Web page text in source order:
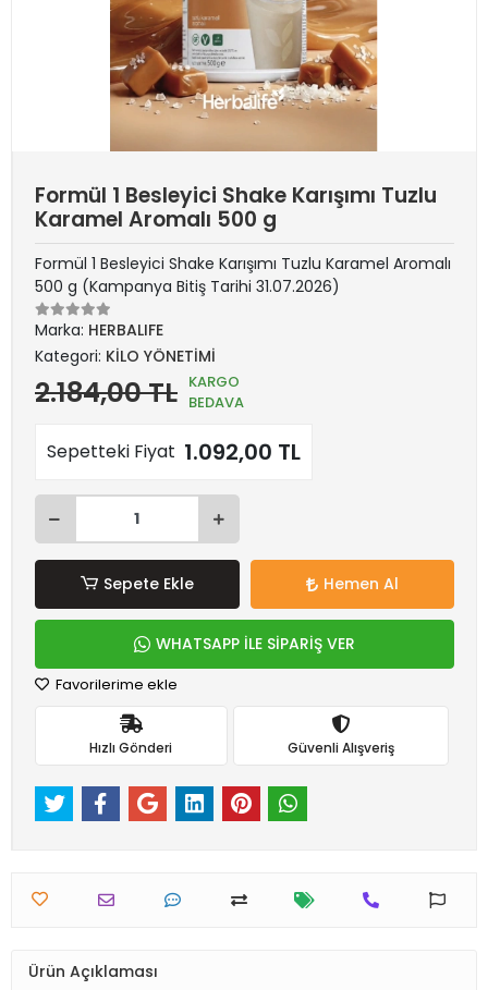
Formül 1 Besleyici Shake Karışımı Tuzlu
Karamel Aromalı 500 g
Formül 1 Besleyici Shake Karışımı Tuzlu Karamel Aromalı
500 g (Kampanya Bitiş Tarihi 31.07.2026)
Marka: HERBALIFE
Kategori: KİLO YÖNETİMİ
2.184,00 TL KARGO
BEDAVA
Sepetteki Fiyat 1.092,00 TL
Sepete Ekle Hemen Al
WHATSAPP İLE SİPARİŞ VER
Favorilerime ekle
Hızlı Gönderi Güvenli Alışveriş
Ürün Açıklaması